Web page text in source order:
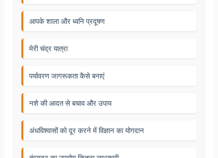
आपके शाला और ध्वनि प्रदूषण
मेरी चंद्र यात्रा
पर्यावरण जागरूकता कैसे बनाएं
नशे की आदत से बचाव और उपाय
अंधविश्वासों को दूर करने में विज्ञान का योगदान